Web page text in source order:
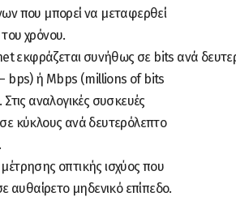
που μπορεί να μεταφερθεί
χρόνου.
εκφράζεται συνήθως σε bits ανά
bps) ή Mbps (millions of bits
αναλογικές συσκευές
κύκλους ανά δευτερόλεπτο
οπτικής ισχύος που
αυθαίρετο μηδενικό επίπεδο.